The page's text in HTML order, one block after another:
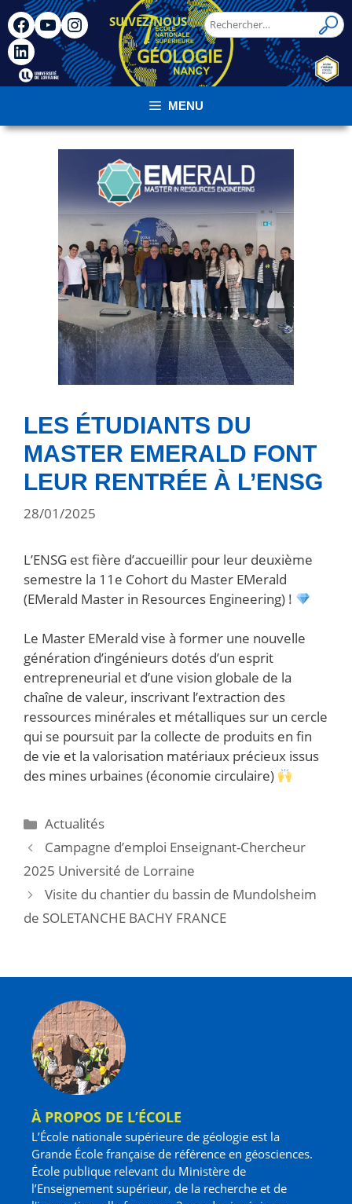
SUIVEZ-NOUS
!
MENU
LES ÉTUDIANTS DU
MASTER EMERALD FONT
LEUR RENTRÉE À L’ENSG
28/01/2025
L’ENSG est fière d’accueillir pour leur deuxième
semestre la 11e Cohort du Master EMerald
(EMerald Master in Resources Engineering) !
Le Master EMerald vise à former une nouvelle
génération d’ingénieurs dotés d’un esprit
entrepreneurial et d’une vision globale de la
chaîne de valeur, inscrivant l’extraction des
ressources minérales et métalliques sur un cercle
qui se poursuit par la collecte de produits en fin
de vie et la valorisation matériaux précieux issus
des mines urbaines (économie circulaire)
Actualités
Campagne d’emploi Enseignant-Chercheur
2025 Université de Lorraine
Visite du chantier du bassin de Mundolsheim
de SOLETANCHE BACHY FRANCE
À PROPOS DE L’ÉCOLE
L’École nationale supérieure de géologie est la
Grande École française de référence en géosciences.
École publique relevant du Ministère de
l’Enseignement supérieur, de la recherche et de